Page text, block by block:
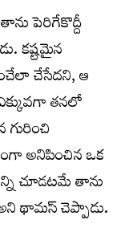
పెరిగేకొద్దీ
కష్టమైన
చేసేదని, ఆ
తనలో
అనిపించిన ఒక
చూడటమే తాను
థామస్ చెప్పాడు.